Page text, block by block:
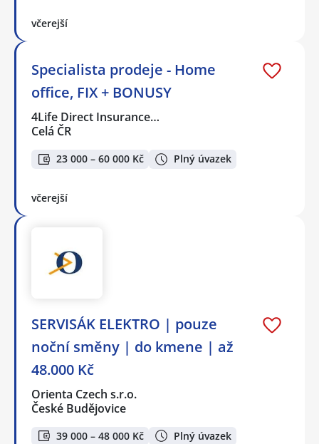
včerejší
Specialista prodeje - Home
office, FIX + BONUSY
4Life Direct Insurance…
Celá ČR
23 000 – 60 000 Kč Plný úvazek
včerejší
SERVISÁK ELEKTRO | pouze
noční směny | do kmene | až
48.000 Kč
Orienta Czech s.r.o.
České Budějovice
39 000 – 48 000 Kč
Plný úvazek